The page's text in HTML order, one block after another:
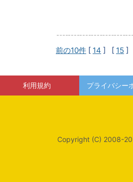
前の10件 [ 14 ] [ 15 ]
利用規約 プライバシー
Copyright (C) 2008-